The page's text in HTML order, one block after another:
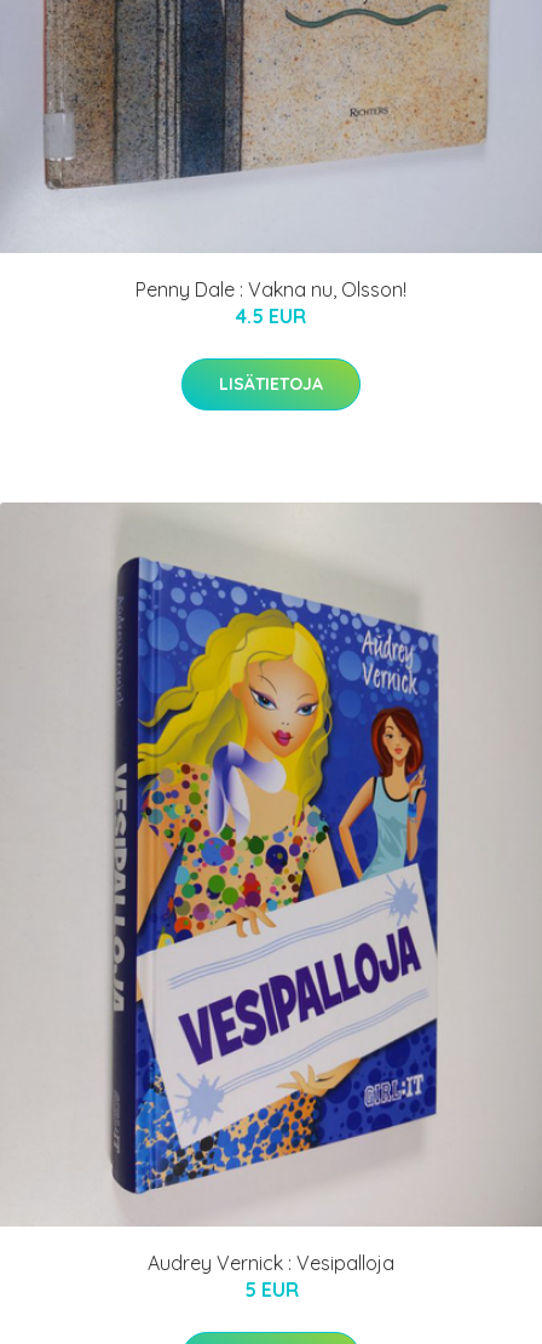
Penny Dale : Vakna nu, Olsson!
4.5 EUR
LISÄTIETOJA
Audrey Vernick : Vesipalloja
5 EUR